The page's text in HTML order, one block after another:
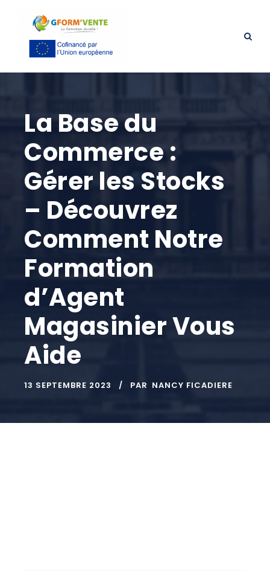
La Base du
Commerce :
Gérer les Stocks
– Découvrez
Comment Notre
Formation
d’Agent
Magasinier Vous
Aide
13 SEPTEMBRE 2023 PAR NANCY FICADIERE